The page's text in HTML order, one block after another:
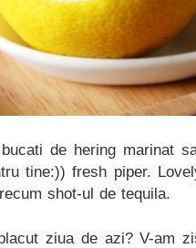
de hering marinat
tine:)) fresh piper.
shot-ul de tequila.
ziua de azi? V-am